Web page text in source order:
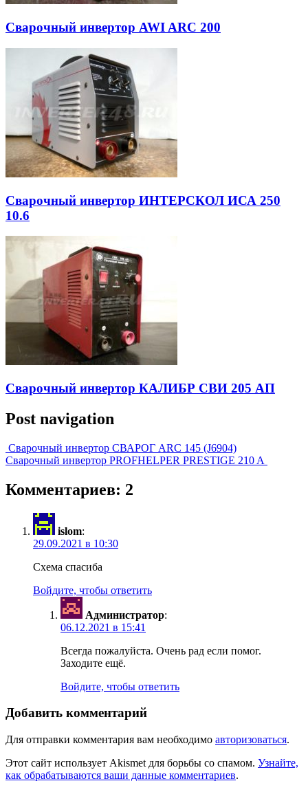
Сварочный инвертор AWI ARC 200
Сварочный инвертор ИНТЕРСКОЛ ИСА 250
10.6
Сварочный инвертор КАЛИБР СВИ 205 АП
Post navigation
Сварочный инвертор СВАРОГ ARC 145 (J6904)
Сварочный инвертор PROFHELPER PRESTIGE 210 A
Комментариев: 2
islom:
29.09.2021 в 10:30
Схема спасиба
Войдите, чтобы ответить
Администратор:
06.12.2021 в 15:41
Всегда пожалуйста. Очень рад если помог.
Заходите ещё.
Войдите, чтобы ответить
Добавить комментарий
Для отправки комментария вам необходимо авторизоваться.
Этот сайт использует Akismet для борьбы со спамом. Узнайте,
как обрабатываются ваши данные комментариев.